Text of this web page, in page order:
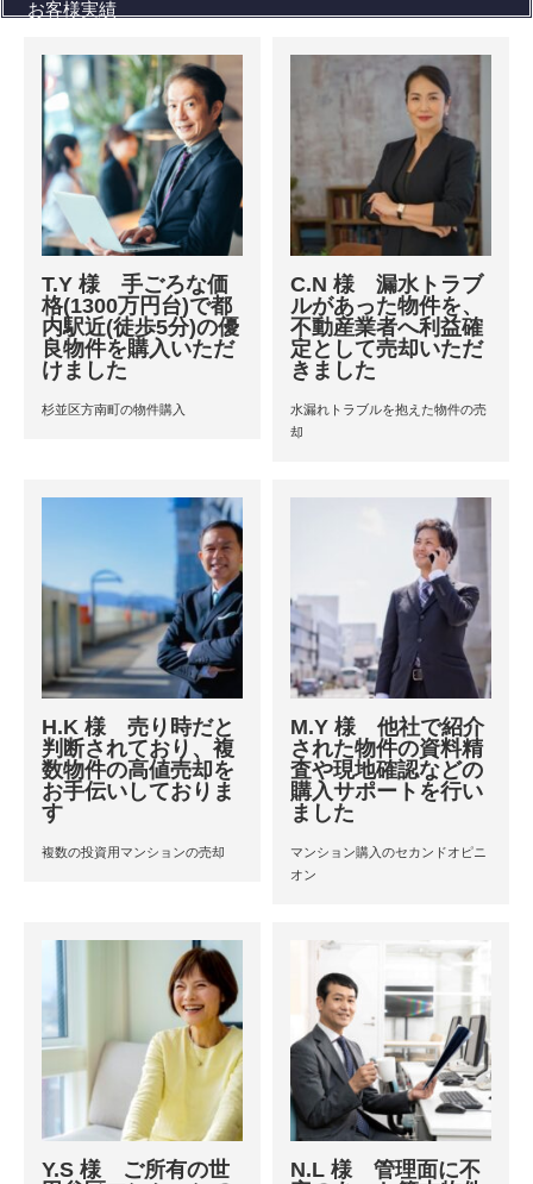
お客様実績
T.Y 様 手ごろな価
格(1300万円台)で都
内駅近(徒歩5分)の優
良物件を購入いただ
けました
杉並区方南町の物件購入
C.N 様 漏水トラブ
ルがあった物件を、
不動産業者へ利益確
定として売却いただ
きました
水漏れトラブルを抱えた物件の売
却
H.K 様 売り時だと
判断されており、複
数物件の高値売却を
お手伝いしておりま
す
複数の投資用マンションの売却
M.Y 様 他社で紹介
された物件の資料精
査や現地確認などの
購入サポートを行い
ました
マンション購入のセカンドオピニ
オン
Y.S 様 ご所有の世
N.L 様 管理面に不